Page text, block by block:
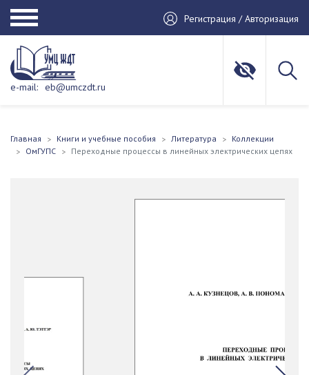
Регистрация / Авторизация
e-mail: eb@umczdt.ru
Главная Книги и учебные пособия Литература
Коллекции
ОмГУПС
Переходные процессы в линейных электрических цепях